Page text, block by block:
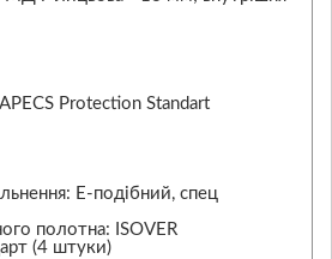
Protection Standart
Е-подібний, спец
полотна: ISOVER
(4 штуки)